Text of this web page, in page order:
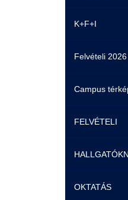
K+F+I
Felvételi 2026
Campus
FELVÉTELI
Pontozási
Felvetteknek
Képzéseink
OKTATÁS